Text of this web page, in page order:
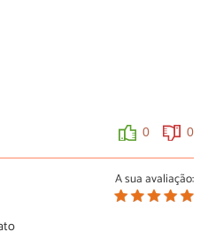
0 0
A sua avaliação: